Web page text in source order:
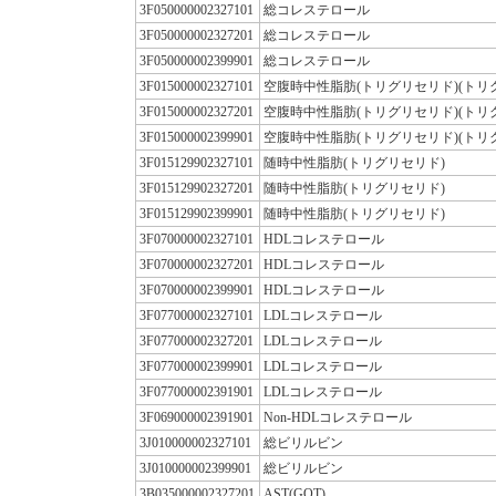
3F050000002327101
総コレステロール
3F050000002327201
総コレステロール
3F050000002399901
総コレステロール
3F015000002327101
空腹時中性脂肪(トリグリセリド)(トリ
3F015000002327201
空腹時中性脂肪(トリグリセリド)(トリ
3F015000002399901
空腹時中性脂肪(トリグリセリド)(トリ
3F015129902327101
随時中性脂肪(トリグリセリド)
3F015129902327201
随時中性脂肪(トリグリセリド)
3F015129902399901
随時中性脂肪(トリグリセリド)
3F070000002327101
HDLコレステロール
3F070000002327201
HDLコレステロール
3F070000002399901
HDLコレステロール
3F077000002327101
LDLコレステロール
3F077000002327201
LDLコレステロール
3F077000002399901
LDLコレステロール
3F077000002391901
LDLコレステロール
3F069000002391901
Non-HDLコレステロール
3J010000002327101
総ビリルビン
3J010000002399901
総ビリルビン